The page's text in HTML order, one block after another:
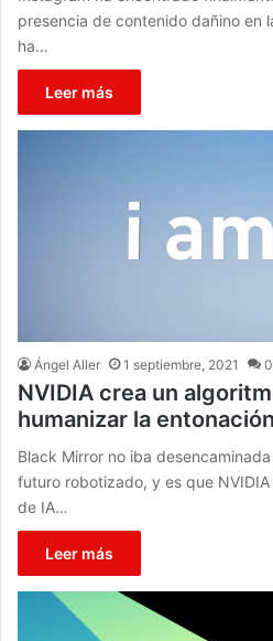
presencia de contenido dañino en
ha…
Leer más
Ángel Aller 1 septiembre, 2021 0
NVIDIA crea un
humanizar la
Black Mirror no iba
futuro robotizado, y es que
de IA…
Leer más